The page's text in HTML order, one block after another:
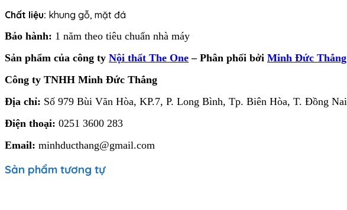
Chất liệu: khung gỗ, mặt đá
Bảo hành: 1 năm theo tiêu chuẩn nhà máy
Sản phẩm của công ty Nội thất The One – Phân phối bởi Minh Đức Thắng
Công ty TNHH Minh Đức Thắng
Địa chỉ: Số 979 Bùi Văn Hòa, KP.7, P. Long Bình, Tp. Biên Hòa, T. Đồng Nai
Điện thoại: 0251 3600 283
Email: minhducthang@gmail.com
Sản phẩm tương tự